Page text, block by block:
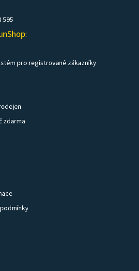
595
pro registrované zákazníky
zdarma